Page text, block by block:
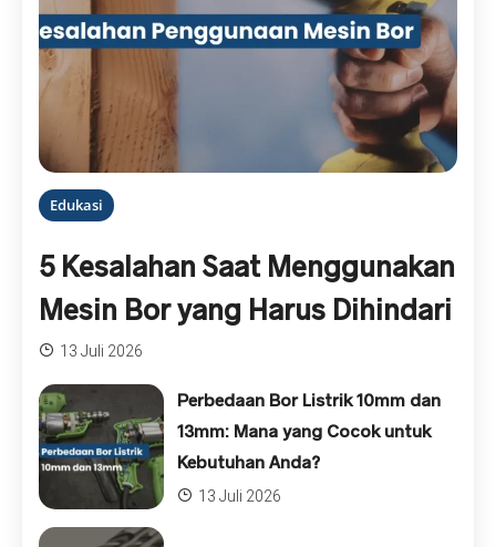
Edukasi
5 Kesalahan Saat Menggunakan
Mesin Bor yang Harus Dihindari
13 Juli 2026
Perbedaan Bor Listrik 10mm dan
13mm: Mana yang Cocok untuk
Kebutuhan Anda?
13 Juli 2026